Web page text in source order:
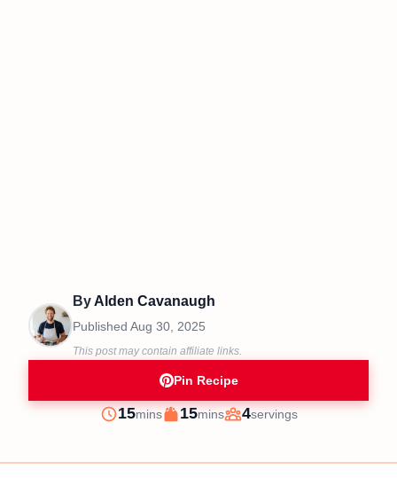
ByAlden Cavanaugh
Published Aug 30, 2025
This post may contain affiliate links.
Pin Recipe
Prep
15minutes
mins
Cook
15minutes
mins
Servings
4servings